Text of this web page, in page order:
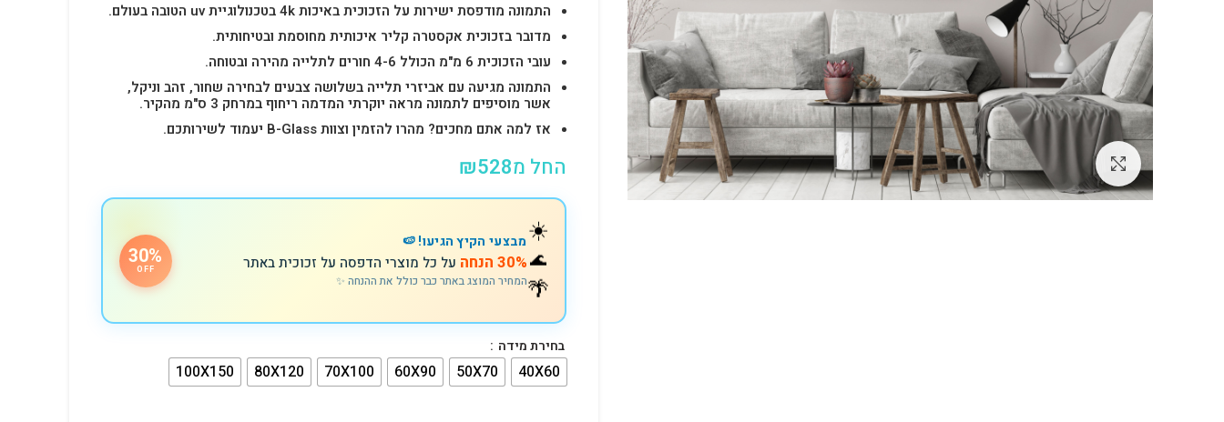
לחץ להגדלה
התמונה מודפסת ישירות על הזכוכית באיכות 4k בטכנולוגיית uv הטובה בעולם.
מדובר בזכוכית אקסטרה קליר איכותית מחוסמת ובטיחותית.
עובי הזכוכית 6 מ"מ הכולל 4-6 חורים לתלייה מהירה ובטוחה.
התמונה מגיעה עם אביזרי תלייה בשלושה צבעים לבחירה שחור, זהב וניקל,
אשר מוסיפים לתמונה מראה יוקרתי המדמה ריחוף במרחק 3 ס"מ מהקיר.
אז למה אתם מחכים? מהרו להזמין וצוות B-Glass יעמוד לשירותכם.
החל מ ₪528
☀️
🌊
🌴
מבצעי הקיץ הגיעו! 🍉
30% הנחה על כל מוצרי הדפסה על זכוכית באתר
המחיר המוצג באתר כבר כולל את ההנחה ✨
30%
OFF
בחירת מידה
40X60
50X70
60X90
70X100
80X120
100X150